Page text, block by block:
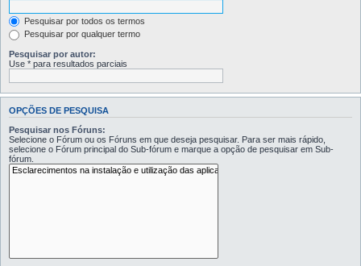
Pesquisar por todos os termos
Pesquisar por qualquer termo
Pesquisar por autor:
Use * para resultados parciais
OPÇÕES DE PESQUISA
Pesquisar nos Fóruns:
Selecione o Fórum ou os Fóruns em que deseja pesquisar. Para ser mais rápido,
selecione o Fórum principal do Sub-fórum e marque a opção de pesquisar em Sub-
fórum.